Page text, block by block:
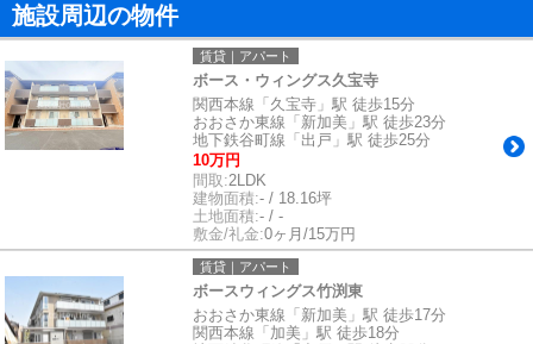
施設周辺の物件
賃貸｜アパート
ボース・ウィングス久宝寺
関西本線「久宝寺」駅 徒歩15分
おおさか東線「新加美」駅 徒歩23分
地下鉄谷町線「出戸」駅 徒歩25分
10万円
間取:2LDK
建物面積:- / 18.16坪
土地面積:- / -
敷金/礼金:0ヶ月/15万円
賃貸｜アパート
ボースウィングス竹渕東
おおさか東線「新加美」駅 徒歩17分
関西本線「加美」駅 徒歩18分